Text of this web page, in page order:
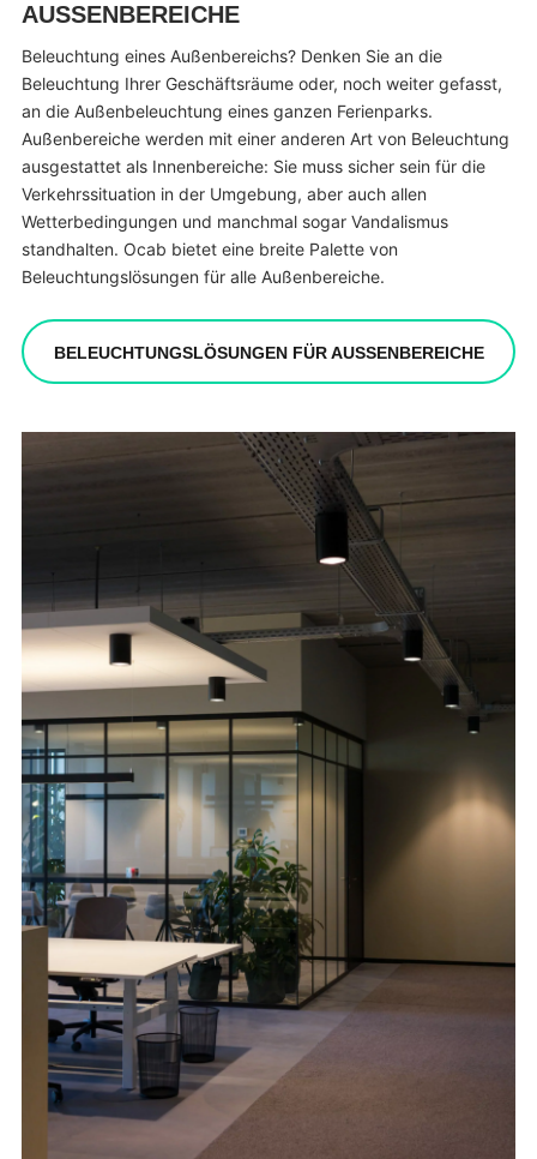
AUSSENBEREICHE
Beleuchtung eines Außenbereichs? Denken Sie an die
Beleuchtung Ihrer Geschäftsräume oder, noch weiter gefasst,
an die Außenbeleuchtung eines ganzen Ferienparks.
Außenbereiche werden mit einer anderen Art von Beleuchtung
ausgestattet als Innenbereiche: Sie muss sicher sein für die
Verkehrssituation in der Umgebung, aber auch allen
Wetterbedingungen und manchmal sogar Vandalismus
standhalten. Ocab bietet eine breite Palette von
Beleuchtungslösungen für alle Außenbereiche.
BELEUCHTUNGSLÖSUNGEN FÜR AUSSENBEREICHE